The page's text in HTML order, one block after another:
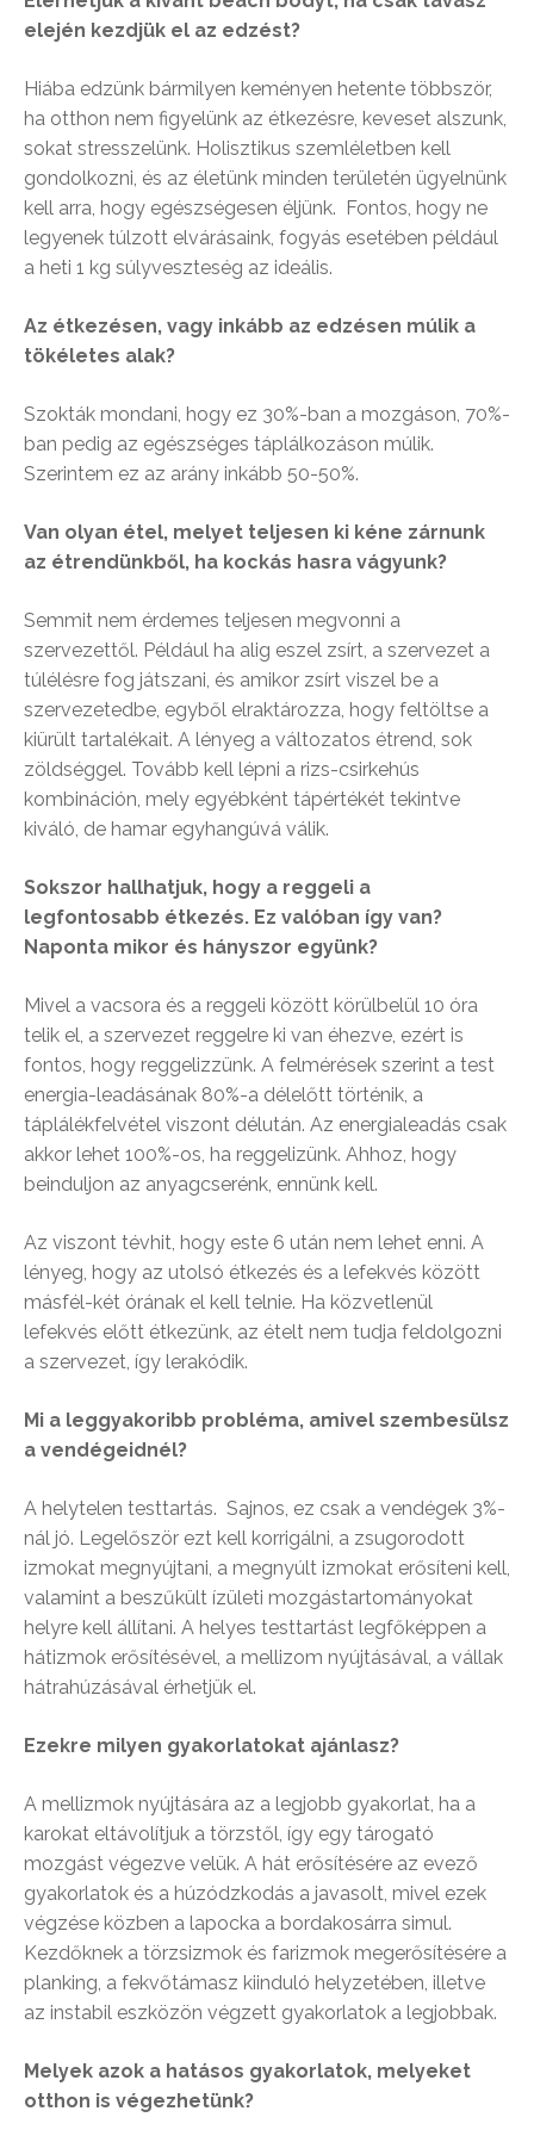
elején kezdjük el az edzést?
Hiába edzünk bármilyen keményen hetente többször,
ha otthon nem figyelünk az étkezésre, keveset alszunk,
sokat stresszelünk. Holisztikus szemléletben kell
gondolkozni, és az életünk minden területén ügyelnünk
kell arra, hogy egészségesen éljünk. Fontos, hogy ne
legyenek túlzott elvárásaink, fogyás esetében például
a heti 1 kg súlyveszteség az ideális.
Az étkezésen, vagy inkább az edzésen múlik a
tökéletes alak?
Szokták mondani, hogy ez 30%-ban a mozgáson, 70%-
ban pedig az egészséges táplálkozáson múlik.
Szerintem ez az arány inkább 50-50%.
Van olyan étel, melyet teljesen ki kéne zárnunk
az étrendünkből, ha kockás hasra vágyunk?
Semmit nem érdemes teljesen megvonni a
szervezettől. Például ha alig eszel zsírt, a szervezet a
túlélésre fog játszani, és amikor zsírt viszel be a
szervezetedbe, egyből elraktározza, hogy feltöltse a
kiürült tartalékait. A lényeg a változatos étrend, sok
zöldséggel. Tovább kell lépni a rizs-csirkehús
kombináción, mely egyébként tápértékét tekintve
kiváló, de hamar egyhangúvá válik.
Sokszor hallhatjuk, hogy a reggeli a
legfontosabb étkezés. Ez valóban így van?
Naponta mikor és hányszor együnk?
Mivel a vacsora és a reggeli között körülbelül 10 óra
telik el, a szervezet reggelre ki van éhezve, ezért is
fontos, hogy reggelizzünk. A felmérések szerint a test
energia-leadásának 80%-a délelőtt történik, a
táplálékfelvétel viszont délután. Az energialeadás csak
akkor lehet 100%-os, ha reggelizünk. Ahhoz, hogy
beinduljon az anyagcserénk, ennünk kell.
Az viszont tévhit, hogy este 6 után nem lehet enni. A
lényeg, hogy az utolsó étkezés és a lefekvés között
másfél-két órának el kell telnie. Ha közvetlenül
lefekvés előtt étkezünk, az ételt nem tudja feldolgozni
a szervezet, így lerakódik.
Mi a leggyakoribb probléma, amivel szembesülsz
a vendégeidnél?
A helytelen testtartás. Sajnos, ez csak a vendégek 3%-
nál jó. Legelőször ezt kell korrigálni, a zsugorodott
izmokat megnyújtani, a megnyúlt izmokat erősíteni kell,
valamint a beszűkült ízületi mozgástartományokat
helyre kell állítani. A helyes testtartást legfőképpen a
hátizmok erősítésével, a mellizom nyújtásával, a vállak
hátrahúzásával érhetjük el.
Ezekre milyen gyakorlatokat ajánlasz?
A mellizmok nyújtására az a legjobb gyakorlat, ha a
karokat eltávolítjuk a törzstől, így egy tárogató
mozgást végezve velük. A hát erősítésére az evező
gyakorlatok és a húzódzkodás a javasolt, mivel ezek
végzése közben a lapocka a bordakosárra simul.
Kezdőknek a törzsizmok és farizmok megerősítésére a
planking, a fekvőtámasz kiinduló helyzetében, illetve
az instabil eszközön végzett gyakorlatok a legjobbak.
Melyek azok a hatásos gyakorlatok, melyeket
otthon is végezhetünk?